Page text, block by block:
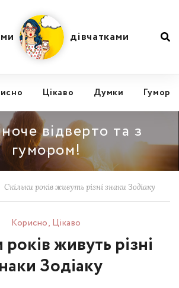
Цікаво Думки Гумор
дівчатками
відверто та з
гумором!
Скільки років живуть різні знаки Зодіаку
Корисно, Цікаво
живуть різні
Зодіаку